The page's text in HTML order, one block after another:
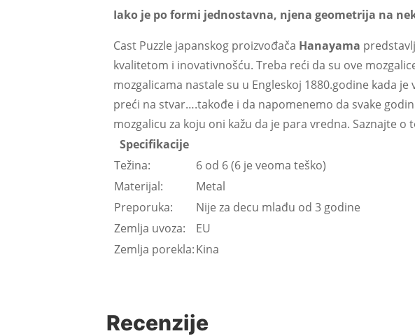
Iako je po formi jednostavna, njena geometrija na
Cast Puzzle japanskog proizvođača Hanayama
kvalitetom i inovativnošću. Treba reći da su ove
mozgalicama nastale su u Engleskoj 1880.godine kada
preći na stvar….takođe i da napomenemo da svake
mozgalicu za koju oni kažu da je para vredna. Saznajte
Specifikacije
Težina:
6 od 6 (6 je veoma teško)
Materijal:
Metal
Preporuka:
Nije za decu mlađu od 3 godine
Zemlja uvoza:
EU
Zemlja porekla:Kina
Recenzije